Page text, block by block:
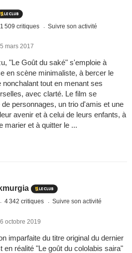
1 509 critiques Suivre son activité
mars 2017
"Le Goût du saké" s'emploie à
en scène minimaliste, à bercer le
tout en menant ses
avec clarté. Le film se
personnages, un trio d'amis et une
avenir et à celui de leurs enfants, à
marier et à quitter le ...
4 342 critiques Suivre son activité
octobre 2019
imparfaite du titre original du dernier
en réalité "Le goût du cololabis saira"